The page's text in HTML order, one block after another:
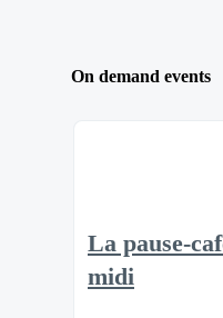
On demand events
La pause-
midi